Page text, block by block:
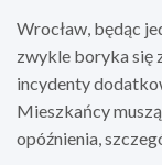
Wrocław, będąc
zwykle boryka się
incydenty
Mieszkańcy
opóźnienia,